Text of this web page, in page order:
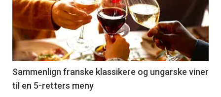
akkurat
nå
-
5
Sammenlign franske klassikere og ungarske viner
til en 5-retters meny